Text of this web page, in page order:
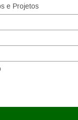
e Projetos